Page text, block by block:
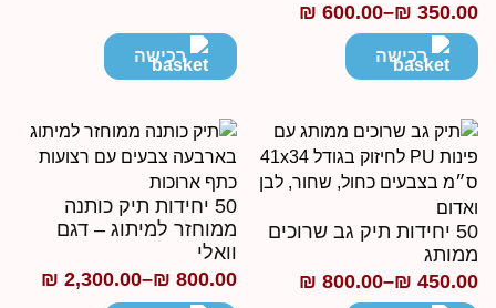
₪
–
₪600.00
רכישה רכישה
50 יחידות תיק גב שרוכים
₪
–
₪800.00
50 יחידות תיק כותנה
ממוחזר למיתוג – דגם
וואלי
₪800.00
–
₪2,300.00
טווח